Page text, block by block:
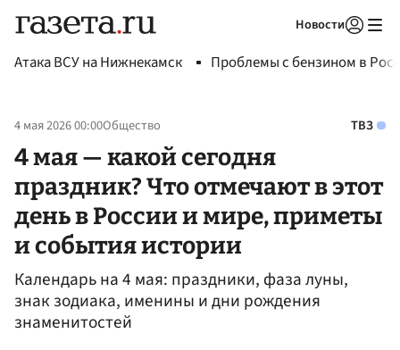
Новости
Атака ВСУ на Нижнекамск Проблемы с бензином в
4 мая 2026 00:00Общество ТВЗ
4 мая — какой сегодня
праздник? Что отмечают в этот
день в России и мире, приметы
и события истории
Календарь на 4 мая: праздники, фаза луны,
знак зодиака, именины и дни рождения
знаменитостей